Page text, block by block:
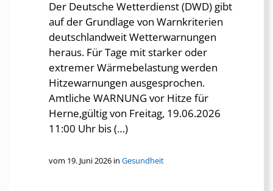
Der Deutsche Wetterdienst (DWD) gibt
auf der Grundlage von Warnkriterien
deutschlandweit Wetterwarnungen
heraus. Für Tage mit starker oder
extremer Wärmebelastung werden
Hitzewarnungen ausgesprochen.
Amtliche WARNUNG vor Hitze für
Herne,gültig von Freitag, 19.06.2026
11:00 Uhr bis (…)
vom 19. Juni 2026 in Gesundheit